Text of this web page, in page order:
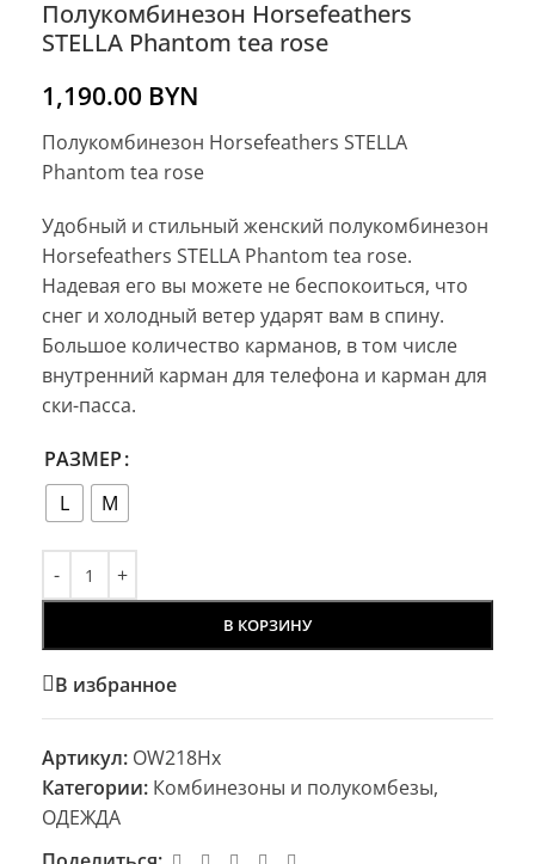
Полукомбинезон Horsefeathers
STELLA Phantom tea rose
1,190.00 BYN
Полукомбинезон Horsefeathers STELLA
Phantom tea rose
Удобный и стильный женский полукомбинезон
Horsefeathers STELLA Phantom tea rose.
Надевая его вы можете не беспокоиться, что
снег и холодный ветер ударят вам в спину.
Большое количество карманов, в том числе
внутренний карман для телефона и карман для
ски-пасса.
РАЗМЕР
L
M
В КОРЗИНУ
В избранное
Артикул: OW218Hx
Категории: Комбинезоны и полукомбезы,
ОДЕЖДА